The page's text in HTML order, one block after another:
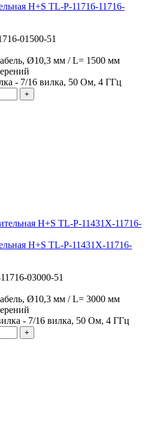
H+S TL-P-11716-11716-
01500-51
Ø10,3 мм / L= 1500 мм
- 7/16 вилка, 50 Ом, 4 ГГц
+
H+S TL-P-11431X-11716-
03000-51
Ø10,3 мм / L= 3000 мм
- 7/16 вилка, 50 Ом, 4 ГГц
+